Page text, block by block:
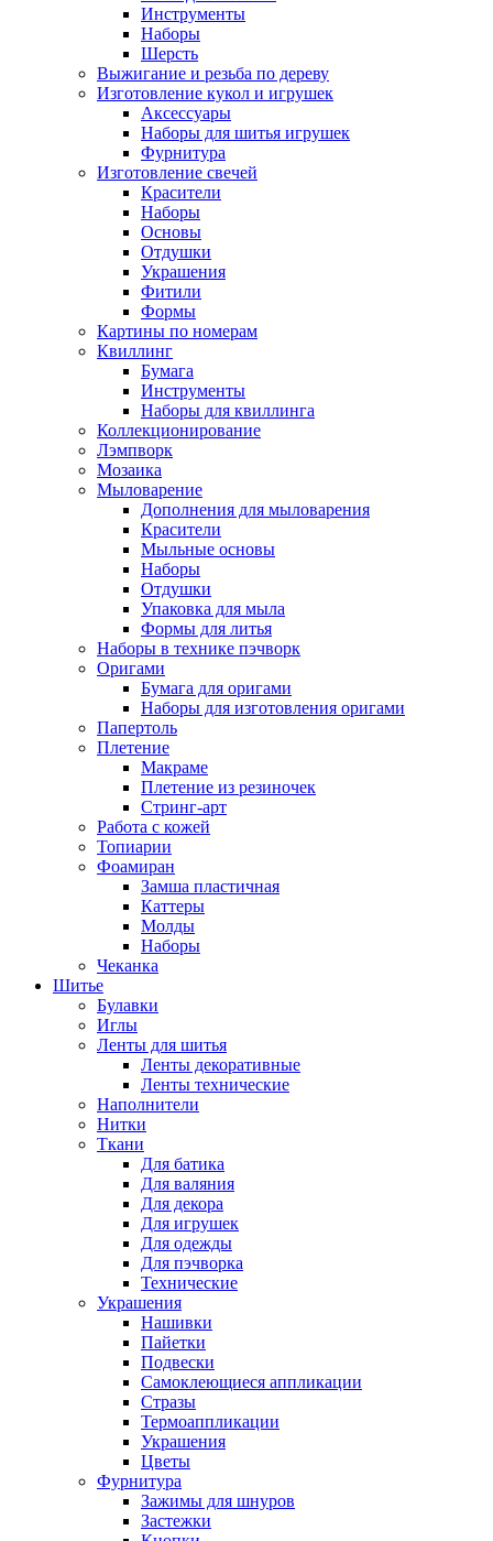
Инструменты
Наборы
Шерсть
Выжигание и резьба по дереву
Изготовление кукол и игрушек
Аксессуары
Наборы для шитья игрушек
Фурнитура
Изготовление свечей
Красители
Наборы
Основы
Отдушки
Украшения
Фитили
Формы
Картины по номерам
Квиллинг
Бумага
Инструменты
Наборы для квиллинга
Коллекционирование
Лэмпворк
Мозаика
Мыловарение
Дополнения для мыловарения
Красители
Мыльные основы
Наборы
Отдушки
Упаковка для мыла
Формы для литья
Наборы в технике пэчворк
Оригами
Бумага для оригами
Наборы для изготовления оригами
Папертоль
Плетение
Макраме
Плетение из резиночек
Стринг-арт
Работа с кожей
Топиарии
Фоамиран
Замша пластичная
Каттеры
Молды
Наборы
Чеканка
Шитье
Булавки
Иглы
Ленты для шитья
Ленты декоративные
Ленты технические
Наполнители
Нитки
Ткани
Для батика
Для валяния
Для декора
Для игрушек
Для одежды
Для пэчворка
Технические
Украшения
Нашивки
Пайетки
Подвески
Самоклеющиеся аппликации
Стразы
Термоаппликации
Украшения
Цветы
Фурнитура
Зажимы для шнуров
Застежки